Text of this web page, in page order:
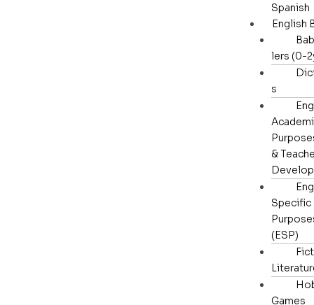
Spanish
English
lers (0-
s
&
Specific
(ESP)
Games